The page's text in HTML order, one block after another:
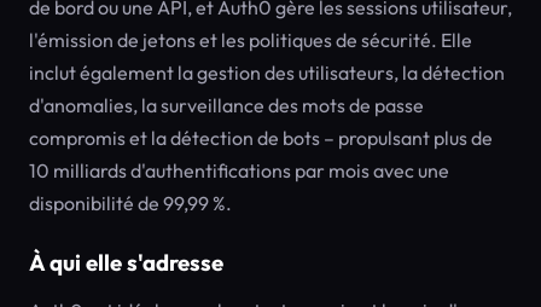
de bord ou une API, et Auth0 gère les sessions utilisateur,
l'émission de jetons et les politiques de sécurité. Elle
inclut également la gestion des utilisateurs, la détection
d'anomalies, la surveillance des mots de passe
compromis et la détection de bots – propulsant plus de
10 milliards d'authentifications par mois avec une
disponibilité de 99,99 %.
À qui elle s'adresse